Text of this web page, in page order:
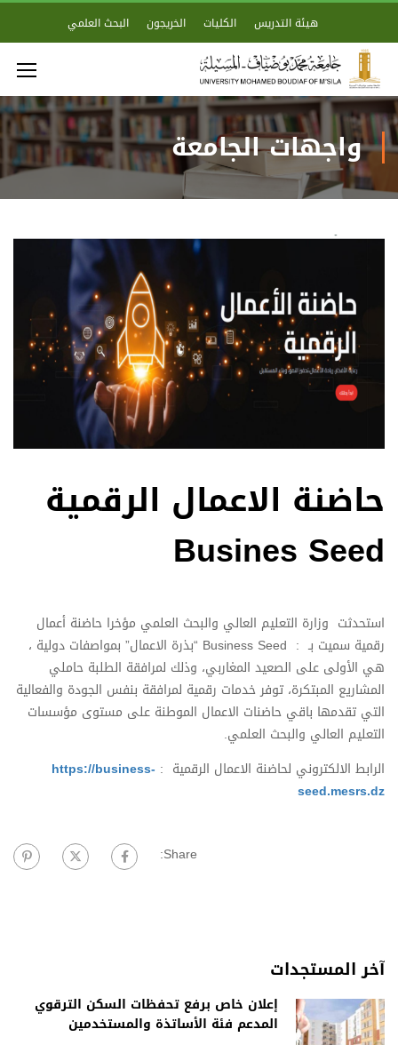
هيئة التدريس الكليات الخريجون البحث العلمي
واجهات الجامعة
حاضنة الاعمال الرقمية
Busines Seed
استحدثت وزارة التعليم العالي والبحث العلمي مؤخرا حاضنة أعمال
رقمية سميت بـ : Business Seed “بذرة الاعمال” بمواصفات دولية ،
هي الأولى على الصعيد المغاربي، وذلك لمرافقة الطلبة حاملي
المشاريع المبتكرة، توفر خدمات رقمية لمرافقة بنفس الجودة والفعالية
التي تقدمها باقي حاضنات الاعمال الموطنة على مستوى مؤسسات
التعليم العالي والبحث العلمي.
الرابط الالكتروني لحاضنة الاعمال الرقمية : https://business-
seed.mesrs.dz
Share:
آخر المستجدات
إعلان خاص برفع تحفظات السكن الترقوي
المدعم فئة الأساتذة والمستخدمين